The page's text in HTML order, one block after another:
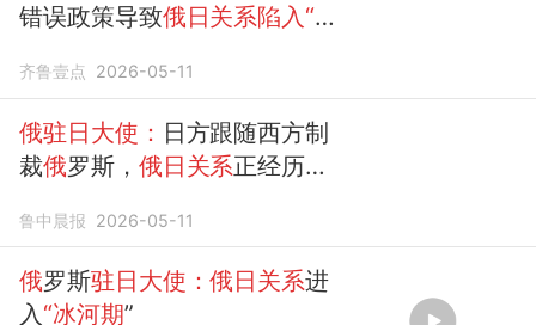
错误政策导致俄日关系陷入“冰
齐鲁壹点 2026-05-11
俄驻日大使： 日方跟随西方制
裁俄罗斯， 俄日关系正经历二
河期”
鲁中晨报 2026-05-11
俄罗斯驻日大使：俄日关系进
入“冰河期”